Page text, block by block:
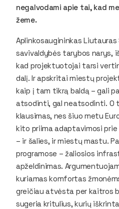
negalvodami apie tai, kad
žeme.
Aplinkosaugininkas
savivaldybės tarybos narys,
kad projektuotojai tarsi
dalį. Ir apskritai miestų
kaip į tam tikrą baldą – gali
atsodinti, gal neatsodinti.
klausimas, nes šiuo metu
kito priima adaptavimosi
– ir šalies, ir miestų mastu.
programose – žaliosios
apželdinimas.
kuriamas komfortas
greičiau atvėsta per kaitros
sugeria kritulius, kurių